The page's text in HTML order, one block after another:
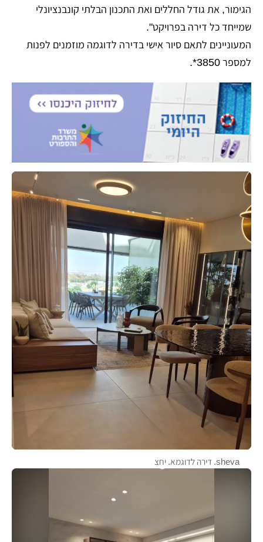
הגימור, את גודל החללים ואת התכנון הבלתי קונבנציונלי
שמייחד כל דירה בפרויקט".
המעוניינים לתאם סיור אישי בדירה לדוגמה מוזמנים לפנות
למספר 3850*.
sheva. דירה לדוגמא. יחצ